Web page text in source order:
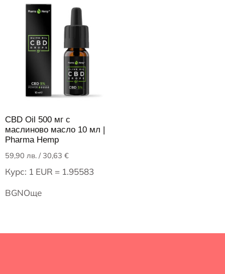
CBD Oil 500 мг с
маслиново масло 10 мл |
Pharma Hemp
59,90 лв. / 30,63 €
Курс: 1 EUR = 1.95583
BGNОще